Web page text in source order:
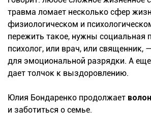
травма ломает несколько сфер
физиологическом и
пережить такое, нужны социальная
психолог, или врач, или священник,
для эмоциональной разрядки. А
дает толчок к выздоровлению.
Юлия Бондаренко продолжает
и заботиться о семье.